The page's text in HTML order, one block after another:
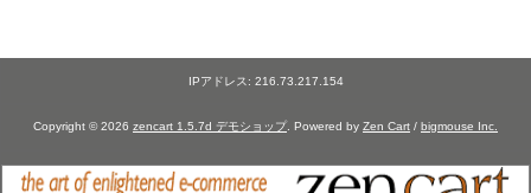
IPアドレス: 216.73.217.154
Copyright © 2026 zencart 1.5.7d デモショップ. Powered by Zen Cart / bigmouse Inc.